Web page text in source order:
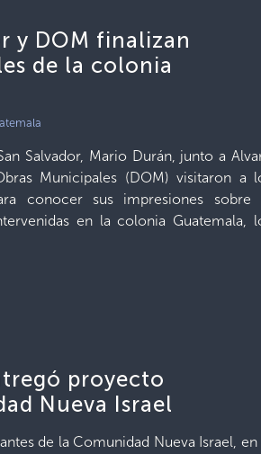
y DOM finalizan
de la colonia
Salvador, Mario Durán, junto a
Municipales (DOM) visitaron a
conocer sus impresiones sobre
en la colonia Guatemala,
proyecto
Nueva Israel
de la Comunidad Nueva Israel, en